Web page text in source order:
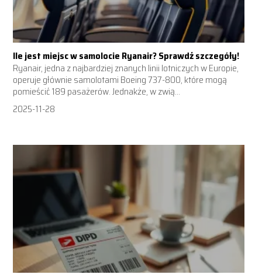
Ile jest miejsc w samolocie Ryanair? Sprawdź szczegóły!
Ryanair, jedna z najbardziej znanych linii lotniczych w Europie,
operuje głównie samolotami Boeing 737-800, które mogą
pomieścić 189 pasażerów. Jednakże, w zwią...
2025-11-28